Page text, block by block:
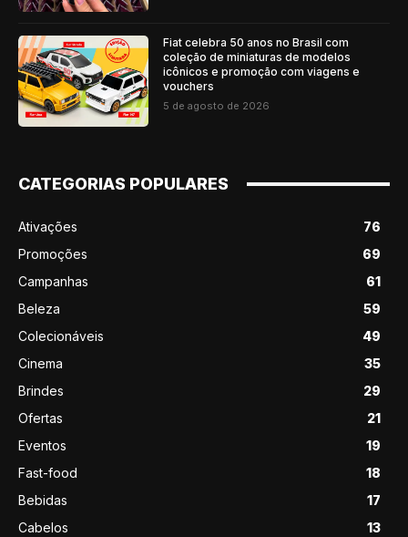
Fiat celebra 50 anos no Brasil com
coleção de miniaturas de modelos
icônicos e promoção com viagens e
vouchers
5 de agosto de 2026
CATEGORIAS POPULARES
Ativações
76
Promoções
69
Campanhas
61
Beleza
59
Colecionáveis
49
Cinema
35
Brindes
29
Ofertas
21
Eventos
19
Fast-food
18
Bebidas
17
Cabelos
13